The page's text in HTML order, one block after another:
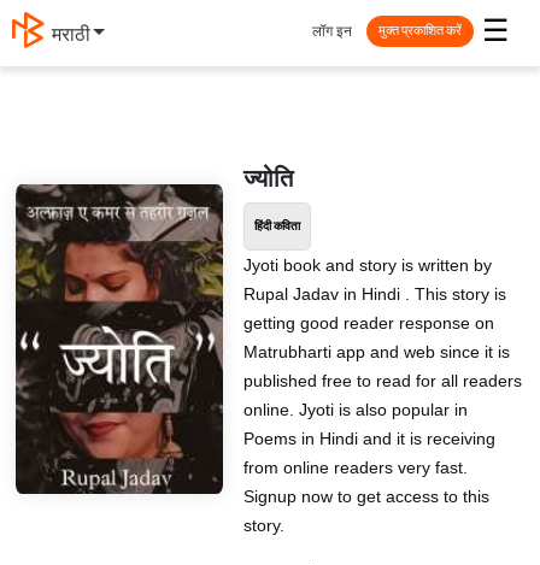
मराठी ☰
लॉग इन मुक्त प्रकाशित करें
ज्योति
हिंदी कविता
Jyoti book and story is written by
Rupal Jadav in Hindi . This story is
getting good reader response on
Matrubharti app and web since it is
published free to read for all readers
online. Jyoti is also popular in
Poems in Hindi and it is receiving
from online readers very fast.
Signup now to get access to this
story.